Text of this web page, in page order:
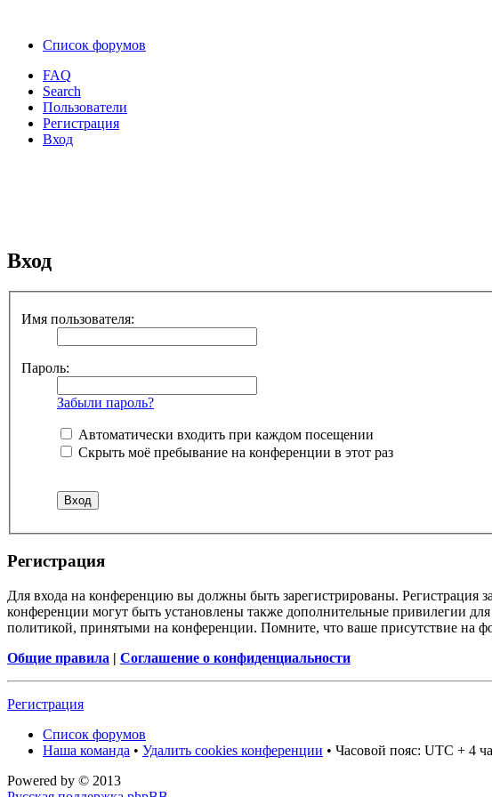
Список форумов
FAQ
Search
Пользователи
Регистрация
Вход
Вход
Имя пользователя:
Пароль:
Забыли пароль?
Автоматически входить при каждом посещении
Скрыть моё пребывание на конференции в этот раз
Регистрация
Для входа на конференцию вы должны быть зарегистрированы. Регистрация
конференции могут быть установлены также дополнительные привилегии
политикой, принятыми на конференции. Помните, что ваше присутствие на
Общие правила | Соглашение о конфиденциальности
Регистрация
Список форумов
Наша команда • Удалить cookies конференции • Часовой пояс: UTC + 4
Powered by © 2013